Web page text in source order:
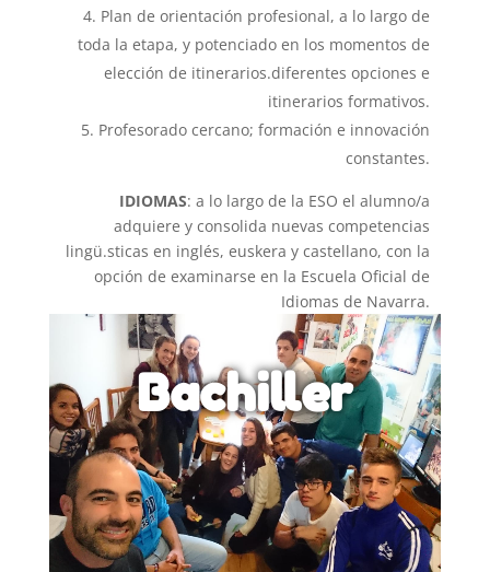
Plan de orientación profesional, a lo largo de
toda la etapa, y potenciado en los momentos de
elección de itinerarios.diferentes opciones e
itinerarios formativos.
Profesorado cercano; formación e innovación
constantes.
IDIOMAS: a lo largo de la ESO el alumno/a
adquiere y consolida nuevas competencias
lingü.sticas en inglés, euskera y castellano, con la
opción de examinarse en la Escuela Oficial de
Idiomas de Navarra.
Bachiller